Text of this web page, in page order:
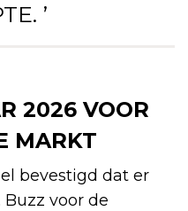
’
2026 VOOR
MARKT
bevestigd dat er
voor de